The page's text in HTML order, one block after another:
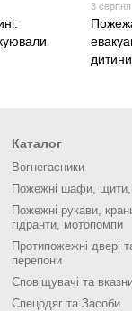
3
дитини
Каталог
Вогнегасники
Пожежні шафи, щити,
Пожежні рукави,
гідранти, мотопомпи
Протипожежні двері
перепони
Сповіщувачі та
Спецодяг та Засоби